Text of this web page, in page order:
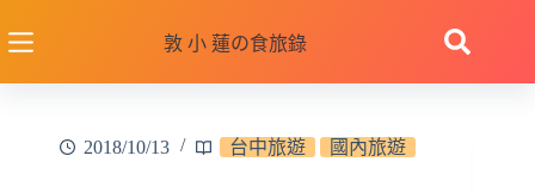
至
敦 小 蓮の食旅錄
2018/10/13 台中旅遊 國內旅遊